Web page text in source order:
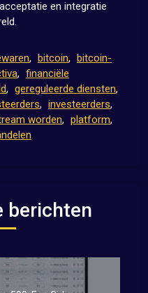
en integratie
, bitcoin, bitcoin-
, financiële
, gereguleerde diensten,
, investeerders,
worden, platform,
berichten